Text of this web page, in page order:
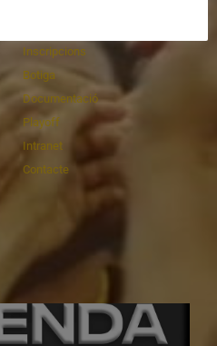
Inscripcions
Botiga
Documentació
Playoff
Intranet
Contacte